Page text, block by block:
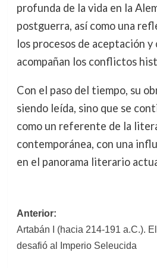
profunda de la vida en la
postguerra, así como una
los procesos de aceptación y
acompañan los conflictos
Con el paso del tiempo, su
siendo leída, sino que se
como un referente de la
contemporánea, con una
en el panorama literario
Navegación
de
entradas
Anterior:
Artabán I (hacia 214-191 a.C.).
desafió al Imperio Seleucida